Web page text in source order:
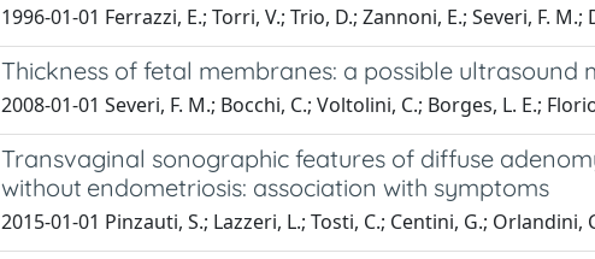
1996-01-01 Ferrazzi, E.; Torri, V.; Trio, D.; Zannoni, E.; Severi, F. M.;
Thickness of fetal membranes: a possible
2008-01-01 Severi, F. M.; Bocchi, C.; Voltolini, C.; Borges, L. E.;
Transvaginal sonographic features of diffuse
without endometriosis: association with symptoms
2015-01-01 Pinzauti, S.; Lazzeri, L.; Tosti, C.; Centini, G.; Orlandini,